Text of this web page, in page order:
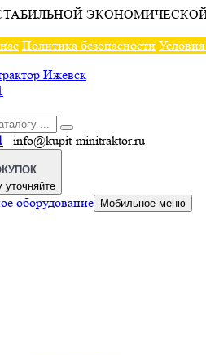
Политика безопасности
info@kupit-minitraktor.ru
уточняйте
оборудование
Мобильное меню